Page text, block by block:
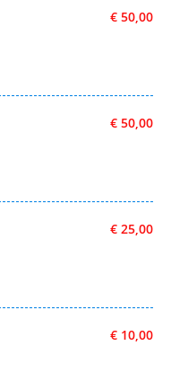
€ 50,00
€ 50,00
€ 25,00
€ 10,00